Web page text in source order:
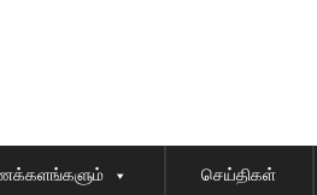
செய்திகள்